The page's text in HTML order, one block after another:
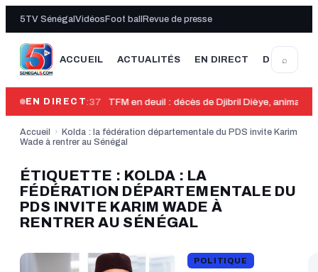
5TV Sénégal Vidéos Foot ball Revue de presse
ACCUEIL ACTUALITÉS EN DIRECT DERNIÈRE
⌕
EN DIRECT00:37 TFM en deuil : décès de Djibril Dièye,
Accueil › Kolda : la fédération départementale du PDS invite Karim
Wade à rentrer au Sénégal
ÉTIQUETTE : KOLDA : LA
FÉDÉRATION DÉPARTEMENTALE DU
PDS INVITE KARIM WADE À
RENTRER AU SÉNÉGAL
POLITIQUE